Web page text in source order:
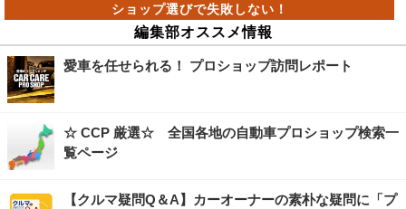
編集部オススメ情報
愛車を任せられる！ プロショップ訪問レポート
☆ CCP 厳選☆ 全国各地の自動車プロショップ検索一
覧ページ
【クルマ疑問Q＆A】カーオーナーの素朴な疑問に「プ